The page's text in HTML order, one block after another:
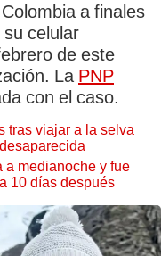
a finales
celular
de este
La PNP
con el caso.
tras viajar a la selva
a medianoche y fue
10 días después